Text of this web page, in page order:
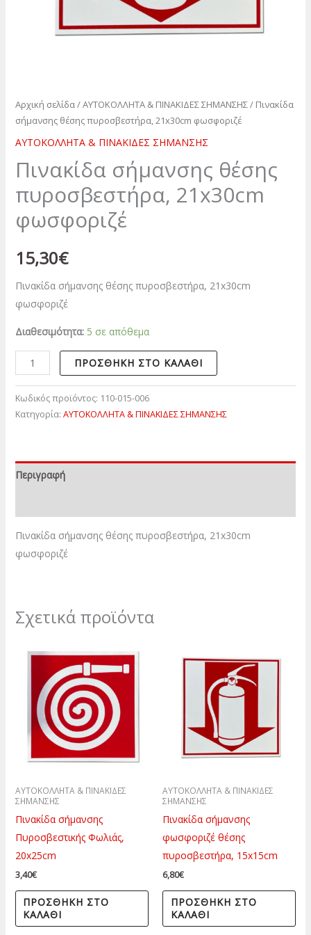
Αρχική σελίδα/ΑΥΤΟΚΟΛΛΗΤΑ & ΠΙΝΑΚΙΔΕΣ ΣΗΜΑΝΣΗΣ/ Πινακίδα
σήμανσης θέσης πυροσβεστήρα, 21x30cm φωσφοριζέ
ΑΥΤΟΚΟΛΛΗΤΑ & ΠΙΝΑΚΙΔΕΣ ΣΗΜΑΝΣΗΣ
Πινακίδα σήμανσης θέσης
πυροσβεστήρα, 21x30cm
φωσφοριζέ
15,30€
Πινακίδα σήμανσης θέσης πυροσβεστήρα, 21x30cm
φωσφοριζέ
Διαθεσιμότητα: 5 σε απόθεμα
ΠΡΟΣΘΉΚΗ ΣΤΟ ΚΑΛΆΘΙ
Κωδικός προϊόντος: 110-015-006
Κατηγορία: ΑΥΤΟΚΟΛΛΗΤΑ & ΠΙΝΑΚΙΔΕΣ ΣΗΜΑΝΣΗΣ
Περιγραφή
Πινακίδα σήμανσης θέσης πυροσβεστήρα, 21x30cm
φωσφοριζέ
Σχετικά προϊόντα
ΑΥΤΟΚΟΛΛΗΤΑ & ΠΙΝΑΚΙΔΕΣ
ΣΗΜΑΝΣΗΣ
Πινακίδα σήμανσης
Πυροσβεστικής Φωλιάς,
20x25cm
3,40€
ΠΡΟΣΘΉΚΗ ΣΤΟ
ΚΑΛΆΘΙ
ΑΥΤΟΚΟΛΛΗΤΑ & ΠΙΝΑΚΙΔΕΣ
ΣΗΜΑΝΣΗΣ
Πινακίδα σήμανσης
φωσφοριζέ θέσης
πυροσβεστήρα, 15x15cm
6,80€
ΠΡΟΣΘΉΚΗ ΣΤΟ
ΚΑΛΆΘΙ